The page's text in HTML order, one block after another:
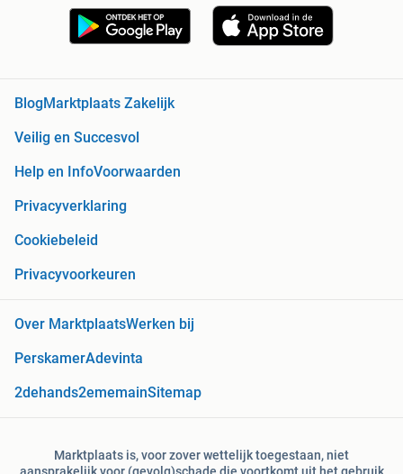
Blog Marktplaats Zakelijk
Veilig en Succesvol
Help en InfoVoorwaarden
Privacyverklaring
Cookiebeleid
Privacyvoorkeuren
Over MarktplaatsWerken bij
PerskamerAdevinta
2dehands2ememainSitemap
Marktplaats is, voor zover wettelijk toegestaan, niet